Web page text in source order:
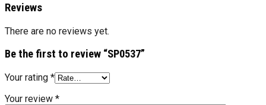
Reviews
There are no reviews yet.
Be the first to review “SP0537”
Your rating *
Your review *